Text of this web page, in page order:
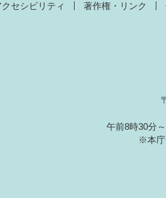
クセシビリティ 著作権・リンク
午前8時30分
※本庁